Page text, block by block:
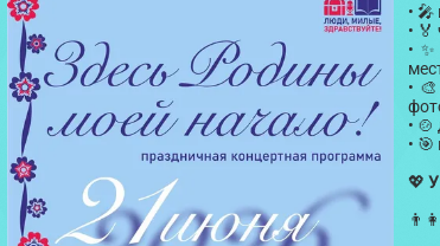
•
•
•
•
•
•
💖